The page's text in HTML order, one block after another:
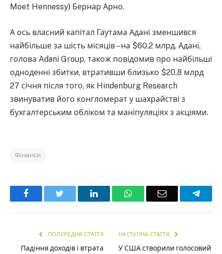
Moet Hennessy) Бернар Арно.
А ось власний капітал Гаутама Адані зменшився
найбільше за шість місяців – на $60,2 млрд. Адані,
голова Adani Group, також повідомив про найбільші
одноденні збитки, втративши близько $20,8 млрд
27 січня після того, як Hindenburg Research
звинуватив його конгломерат у шахрайстві з
бухгалтерським обліком та маніпуляціях з акціями.
Фінанси
Facebook LinkedInWhatsAppEmail
ПОПЕРЕДНЯ СТАТТЯ
Падіння доходів і втрата
НАСТУПНА СТАТТЯ
У США створили голосовий